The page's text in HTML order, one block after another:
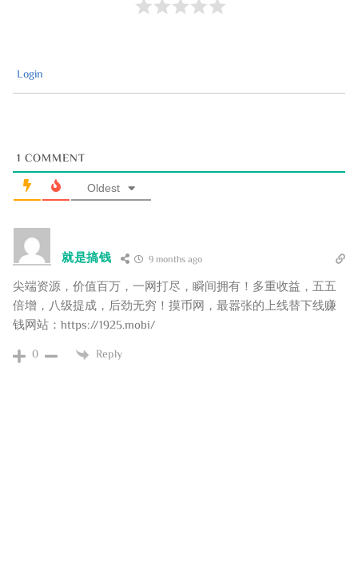
Login
1 COMMENT
Oldest
就是搞钱 9 months ago
尖端资源，价值百万，一网打尽，瞬间拥有！多重收益，五五
倍增，八级提成，后劲无穷！摸币网，最嚣张的上线替下线赚
钱网站：https://1925.mobi/
0 Reply